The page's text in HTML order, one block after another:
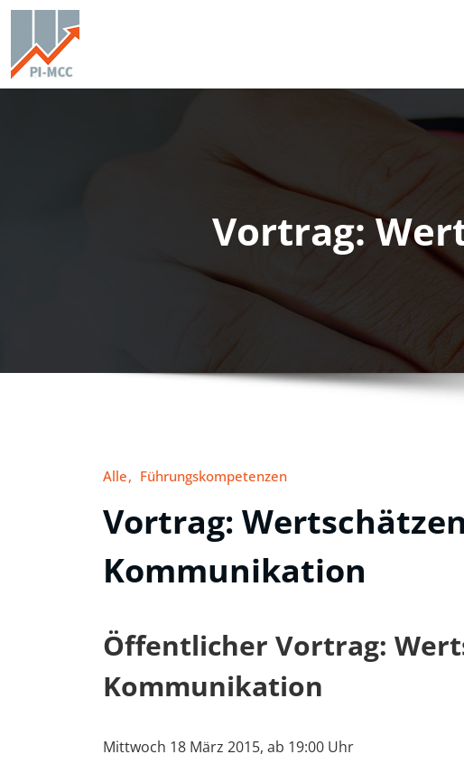
Vortrag:
Alle Führungskompetenzen
Vortrag:
Kommunikation
Öffentlicher Vortrag:
Kommunikation
Mittwoch 18 März 2015, ab 19:00 Uhr